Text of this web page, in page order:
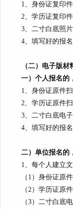
1、身份证复印
2、学历证复印
3、二寸白底照
4、填写好的报
（二）电子版材
一）个人报名的
1、身份证原件
2、学历证原件
3、二寸白底电
4、填写好的报名
二）单位报名的
1、每个人建立
（1）身份证原
（2）学历证原
（3）二寸白底